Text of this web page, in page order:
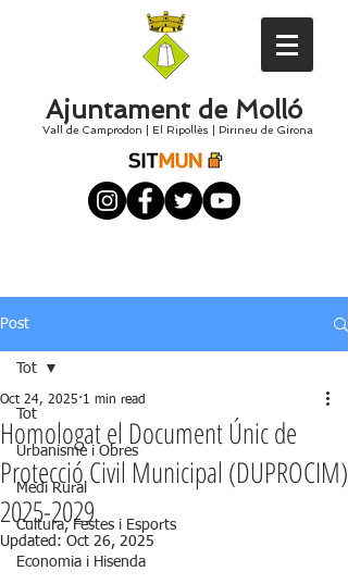
Ajuntament de Molló
Vall de Camprodon El Ripollès Pirineu de Girona
Post
Tot
Urbanisme i Obres
Medi Rural
Cultura, Festes i Esports
Economia i Hisenda
Tot
Homologat el Document Únic de
Protecció Civil Municipal (DUPROCIM)
2025-2029
Oct 24, 2025 1 min read
Updated: Oct 26, 2025